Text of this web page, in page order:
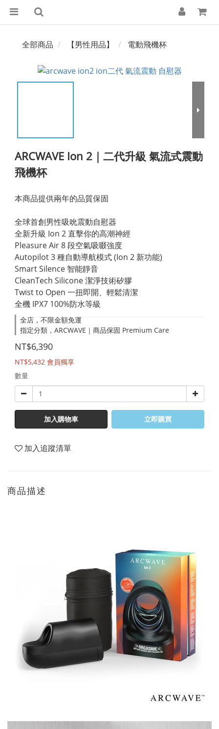
全部商品 【男性用品】 電動飛機杯
ARCWAVE Ion 2｜二代升級 氣流式震動
飛機杯
本商品提供兩年的品質保固
全球首創男性吸吮震動自慰器
全新升級 Ion 2 直擊你的高潮神經
Pleasure Air 8 段空氣吸啜強度
Autopilot 3 種自動導航模式 (Ion 2 新功能)
Smart Silence 智能靜音
CleanTech Silicone 潔淨技術矽膠
Twist to Open 一扭即開、輕鬆清潔
全機 IPX7 100%防水等級
全店，不限金額免運
指定分類，ARCWAVE｜商品保固 Premium Care
NT$6,390
NT$5,432 會員獨享
數量
加入購物車 立即購買
加入追蹤清單
商品描述